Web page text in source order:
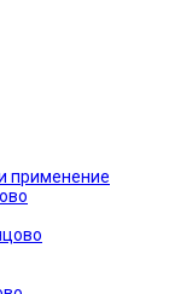
применение